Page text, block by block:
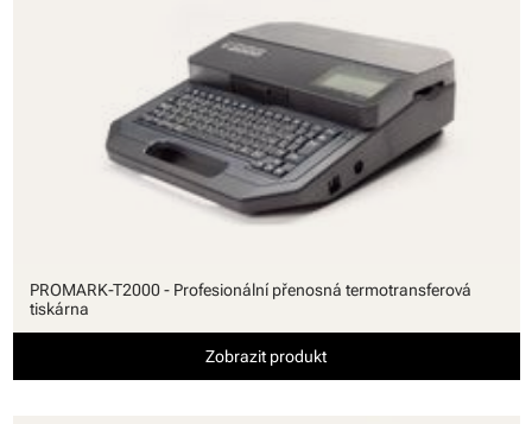
PROMARK-T2000 - Profesionální přenosná termotransferová
tiskárna
Zobrazit produkt